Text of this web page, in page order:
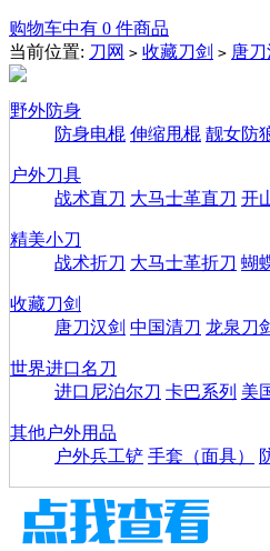
购物车中有 0 件商品
当前位置: 刀网 > 收藏刀剑 > 唐刀
野外防身
防身电棍 伸缩甩棍 靓女防
户外刀具
战术直刀 大马士革直刀 开
精美小刀
战术折刀 大马士革折刀 蝴
收藏刀剑
唐刀汉剑 中国清刀 龙泉刀
世界进口名刀
进口尼泊尔刀 卡巴系列 美
其他户外用品
户外兵工铲 手套（面具）